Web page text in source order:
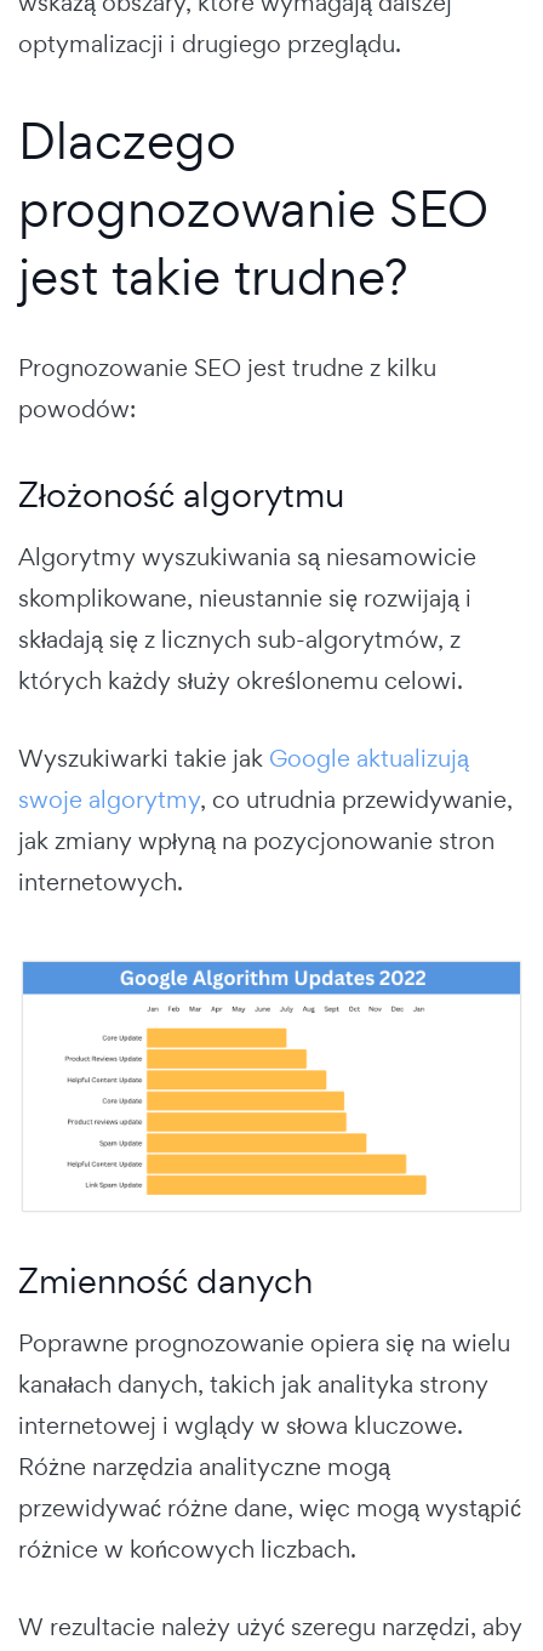
optymalizacji i drugiego przeglądu.
Dlaczego
prognozowanie SEO
jest takie trudne?
Prognozowanie SEO jest trudne z kilku
powodów:
Złożoność algorytmu
Algorytmy wyszukiwania są niesamowicie
skomplikowane, nieustannie się rozwijają i
składają się z licznych sub-algorytmów, z
których każdy służy określonemu celowi.
Wyszukiwarki takie jak Google aktualizują
swoje algorytmy, co utrudnia przewidywanie,
jak zmiany wpłyną na pozycjonowanie stron
internetowych.
Zmienność danych
Poprawne prognozowanie opiera się na wielu
kanałach danych, takich jak analityka strony
internetowej i wglądy w słowa kluczowe.
Różne narzędzia analityczne mogą
przewidywać różne dane, więc mogą wystąpić
różnice w końcowych liczbach.
W rezultacie należy użyć szeregu narzędzi, aby